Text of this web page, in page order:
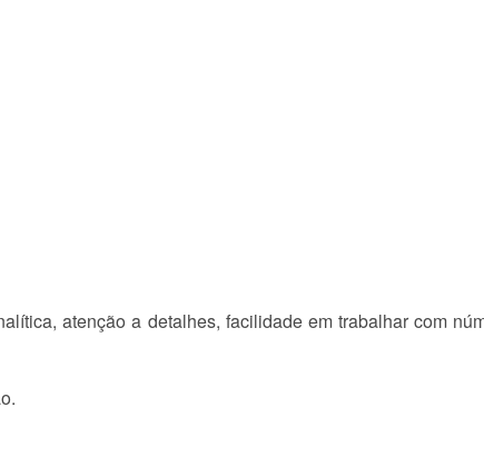
atenção a detalhes, facilidade em trabalhar com